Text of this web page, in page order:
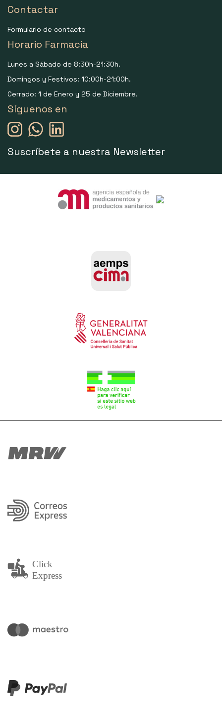
Contactar
Formulario de contacto
Horario Farmacia
Lunes a Sábado de 8:30h-21:30h.
Domingos y Festivos: 10:00h-21:00h.
Cerrado: 1 de Enero y 25 de Diciembre.
Síguenos en
Suscríbete a nuestra Newsletter